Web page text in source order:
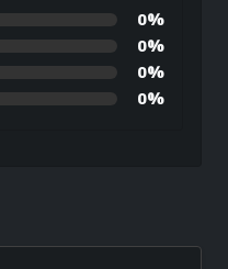
0%
0%
0%
0%